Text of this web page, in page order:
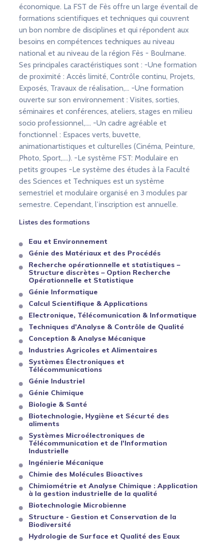
économique. La FST de Fès offre un large éventail de
formations scientifiques et techniques qui couvrent
un bon nombre de disciplines et qui répondent aux
besoins en compétences techniques au niveau
national et au niveau de la région Fès - Boulmane.
Ses principales caractéristiques sont : -Une formation
de proximité : Accès limité, Contrôle continu, Projets,
Exposés, Travaux de réalisation,… -Une formation
ouverte sur son environnement : Visites, sorties,
séminaires et conférences, ateliers, stages en milieu
socio professionnel,…. -Un cadre agréable et
fonctionnel : Espaces verts, buvette,
animationartistiques et culturelles (Cinéma, Peinture,
Photo, Sport,….). -Le système FST: Modulaire en
petits groupes -Le système des études à la Faculté
des Sciences et Techniques est un système
semestriel et modulaire organisé en 3 modules par
semestre. Cependant, l’inscription est annuelle.
Listes des formations
Eau et Environnement
Génie des Matériaux et des Procédés
Recherche opérationnelle et statistiques –
Structure discrètes – Option Recherche
Opérationnelle et Statistique
Génie Informatique
Calcul Scientifique & Applications
Electronique, Télécomunication & Informatique
Techniques d'Analyse & Contrôle de Qualité
Conception & Analyse Mécanique
Industries Agricoles et Alimentaires
Systèmes Électroniques et
Télécommunications
Génie Industriel
Génie Chimique
Biologie & Santé
Biotechnologie, Hygiène et Sécurté des
aliments
Systèmes Microélectroniques de
Télécommunication et de l'Information
Industrielle
Ingénierie Mécanique
Chimie des Molécules Bioactives
Chimiométrie et Analyse Chimique : Application
à la gestion industrielle de la qualité
Biotechnologie Microbienne
Structure - Gestion et Conservation de la
Biodiversité
Hydrologie de Surface et Qualité des Eaux